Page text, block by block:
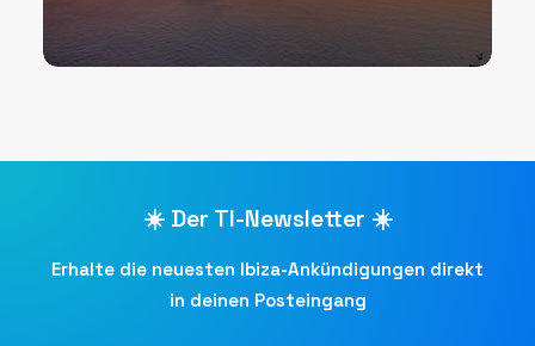
☀️ Der TI-Newsletter ☀️
Erhalte die neuesten Ibiza-Ankündigungen direkt
in deinen Posteingang